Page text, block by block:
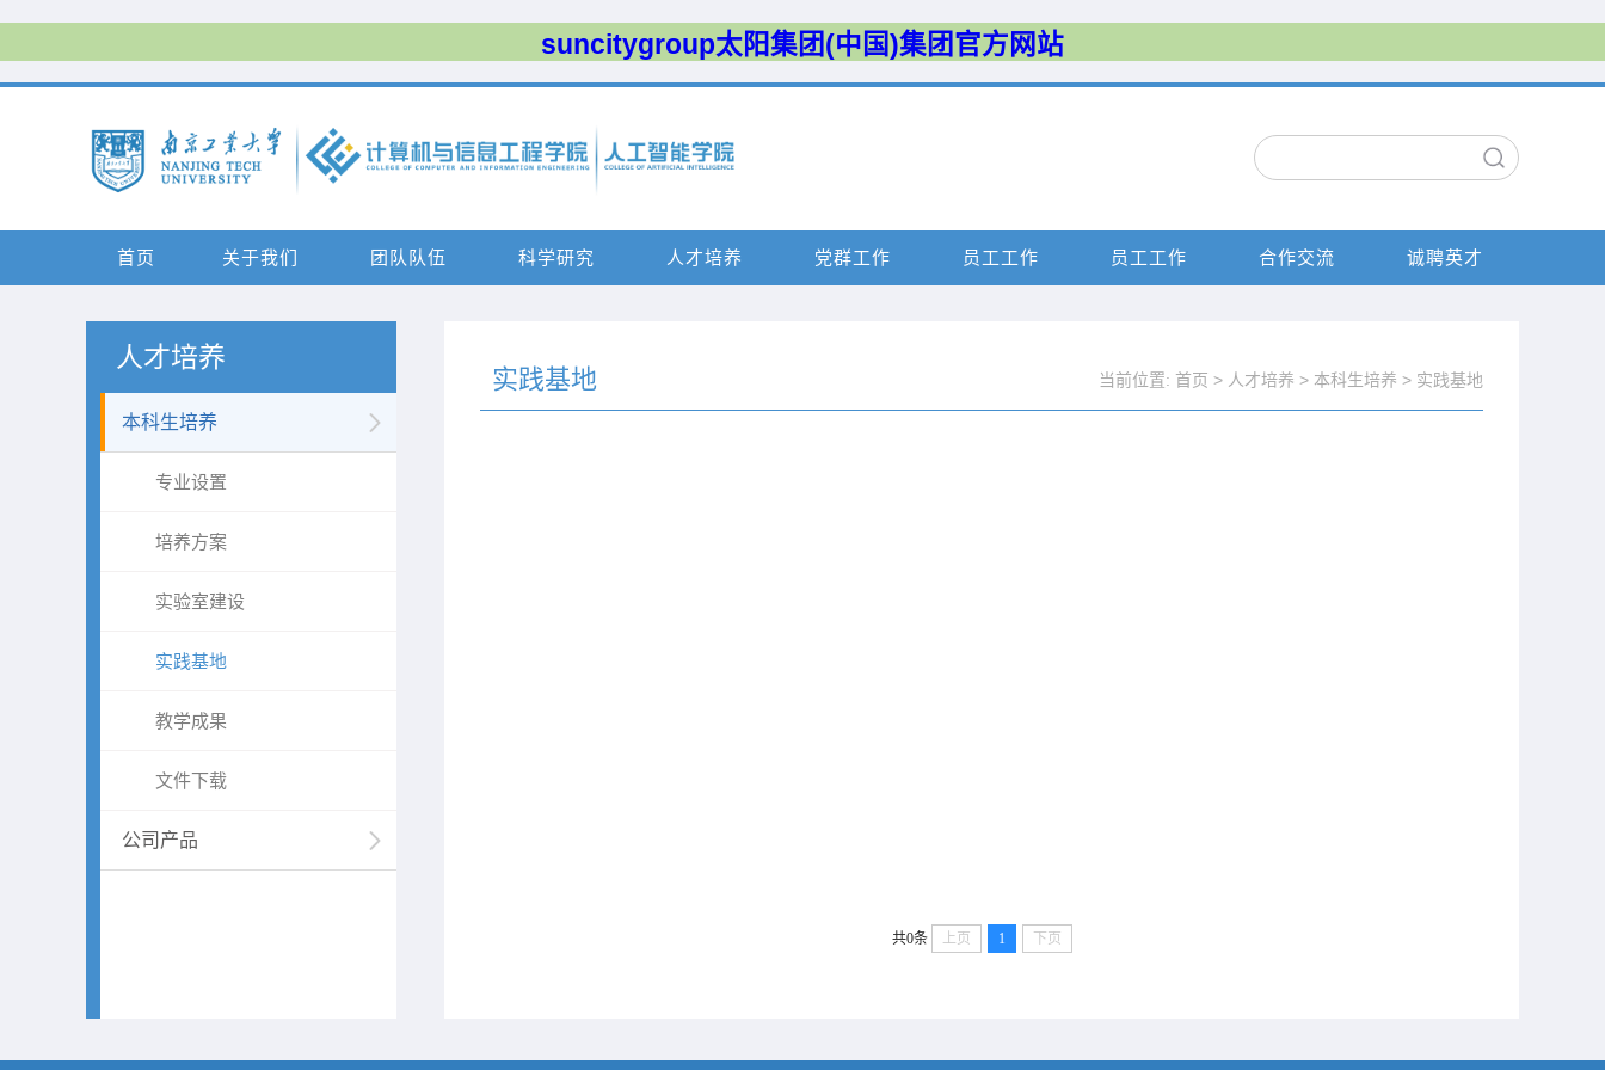
suncitygroup太阳集团(中国)集团官方网站
首页 关于我们 团队队伍 科学研究 人才培养 党群工作 员工工作 员工工作 合作交流 诚聘英才
人才培养
本科生培养
专业设置
培养方案
实验室建设
实践基地
教学成果
文件下载
公司产品
实践基地 当前位置: 首页 > 人才培养 > 本科生培养 > 实践基地
共0条 上页 1 下页